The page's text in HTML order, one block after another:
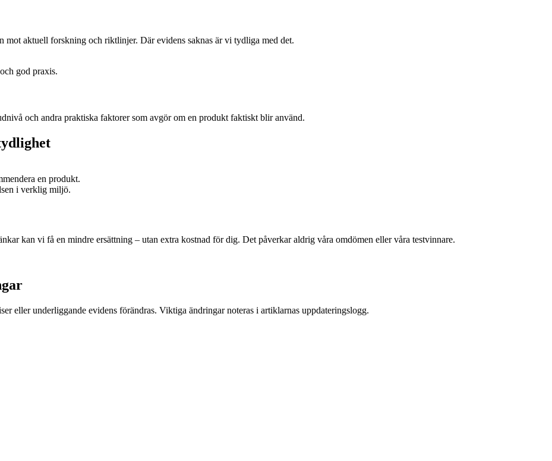
mot aktuell forskning och riktlinjer. Där evidens saknas är vi tydliga med det.
god praxis.
och andra praktiska faktorer som avgör om en produkt faktiskt blir använd.
en produkt.
i verklig miljö.
kan vi få en mindre ersättning – utan extra kostnad för dig. Det påverkar aldrig våra omdömen eller våra testvinnare.
eller underliggande evidens förändras. Viktiga ändringar noteras i artiklarnas uppdateringslogg.